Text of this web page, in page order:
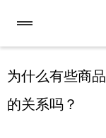
为什么有些商
的关系吗？